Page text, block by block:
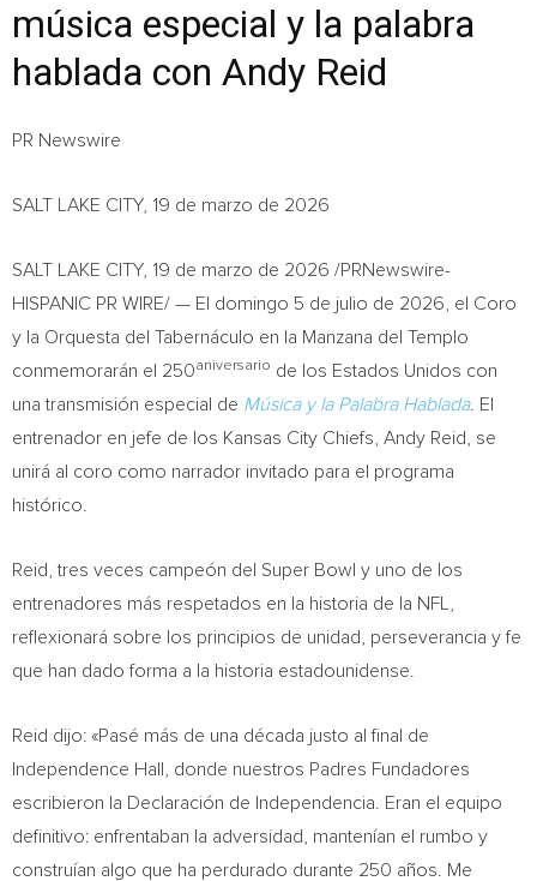
música especial y la palabra
hablada con Andy Reid
PR Newswire
SALT LAKE CITY, 19 de marzo de 2026
SALT LAKE CITY, 19 de marzo de 2026 /PRNewswire-
HISPANIC PR WIRE/ — El domingo 5 de julio de 2026, el Coro
y la Orquesta del Tabernáculo en la Manzana del Templo
conmemorarán el 250aniversario de los Estados Unidos con
una transmisión especial de Música y la Palabra Hablada. El
entrenador en jefe de los Kansas City Chiefs, Andy Reid, se
unirá al coro como narrador invitado para el programa
histórico.
Reid, tres veces campeón del Super Bowl y uno de los
entrenadores más respetados en la historia de la NFL,
reflexionará sobre los principios de unidad, perseverancia y fe
que han dado forma a la historia estadounidense.
Reid dijo: «Pasé más de una década justo al final de
Independence Hall, donde nuestros Padres Fundadores
escribieron la Declaración de Independencia. Eran el equipo
definitivo: enfrentaban la adversidad, mantenían el rumbo y
construían algo que ha perdurado durante 250 años. Me